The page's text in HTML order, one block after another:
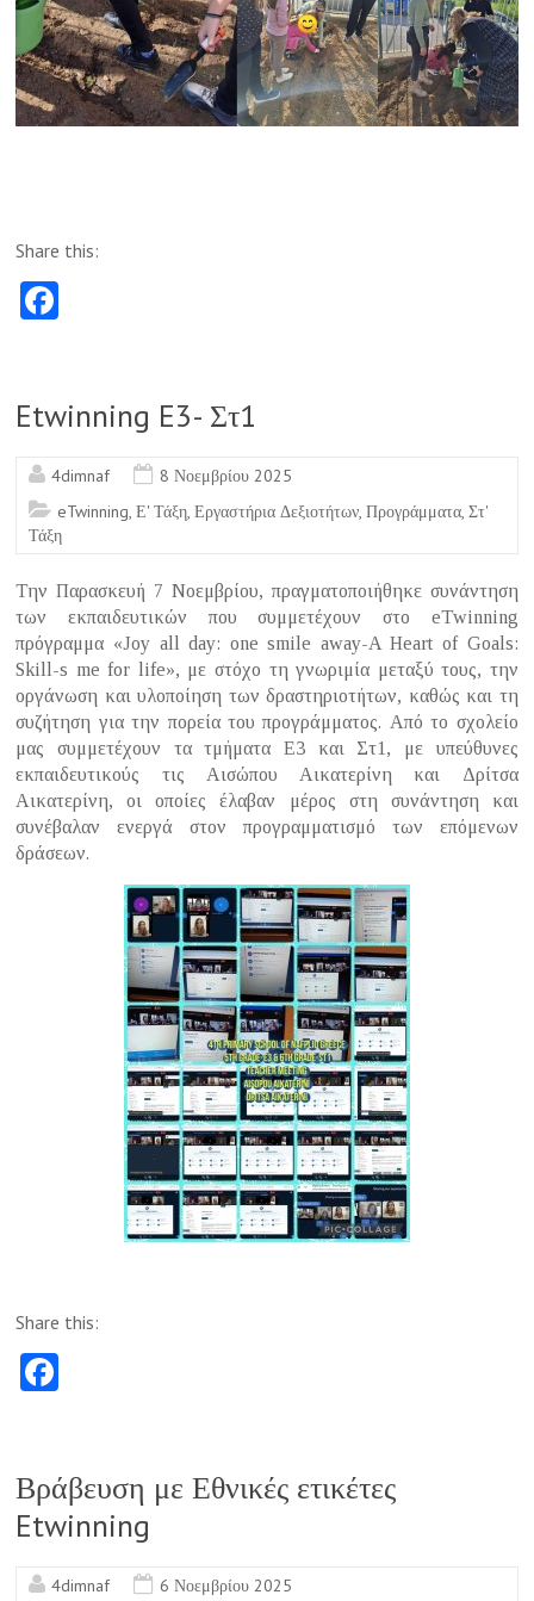
Share this:
o
k
Etwinning E3- Στ1
4dimnaf
8 Νοεμβρίου 2025
eTwinning,Ε' Τάξη,Εργαστήρια Δεξιοτήτων,Προγράμματα,Στ'
Τάξη
Την Παρασκευή 7 Νοεμβρίου, πραγματοποιήθηκε συνάντηση
των εκπαιδευτικών που συμμετέχουν στο eTwinning
πρόγραμμα «Joy all day: one smile away-A Heart of Goals:
Skill-s me for life», με στόχο τη γνωριμία μεταξύ τους, την
οργάνωση και υλοποίηση των δραστηριοτήτων, καθώς και τη
συζήτηση για την πορεία του προγράμματος. Από το σχολείο
μας συμμετέχουν τα τμήματα Ε3 και Στ1, με υπεύθυνες
εκπαιδευτικούς τις Αισώπου Αικατερίνη και Δρίτσα
Αικατερίνη, οι οποίες έλαβαν μέρος στη συνάντηση και
συνέβαλαν ενεργά στον προγραμματισμό των επόμενων
δράσεων.
Share this:
o
o
Βράβευση με Εθνικές ετικέτες
Etwinning
4dimnaf 6 Νοεμβρίου 2025